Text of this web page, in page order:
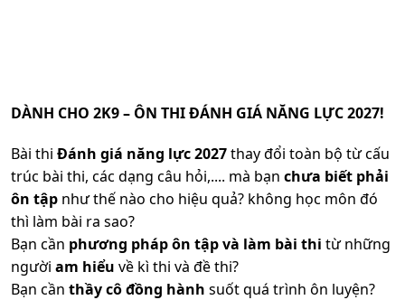
DÀNH CHO 2K9 – ÔN THI ĐÁNH GIÁ NĂNG LỰC 2027!
Bài thi Đánh giá năng lực 2027thay đổi toàn bộ từ cấu
trúc bài thi, các dạng câu hỏi,.... mà bạn chưa biết phải
ôn tập như thế nào cho hiệu quả? không học môn đó
thì làm bài ra sao?
Bạn cần phương pháp ôn tập và làm bài thi từ những
người am hiểu về kì thi và đề thi?
Bạn cần thầy cô đồng hành suốt quá trình ôn luyện?